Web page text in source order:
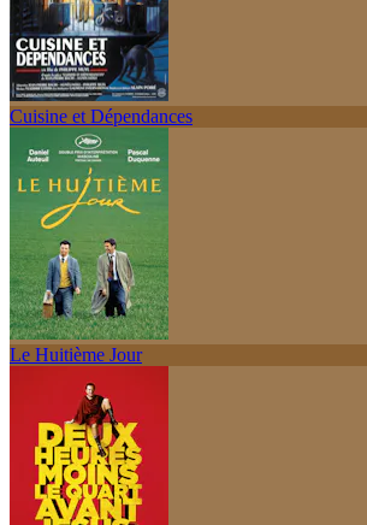
Cuisine et Dépendances
Le Huitième Jour